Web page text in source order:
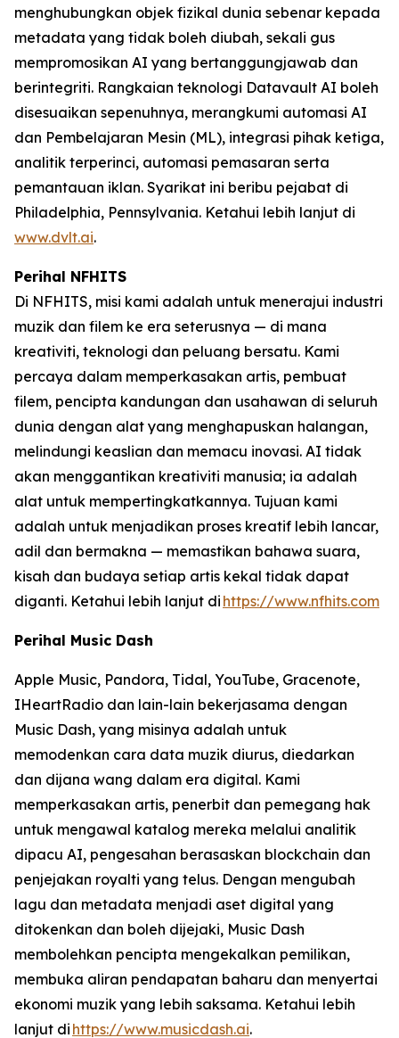
menghubungkan objek fizikal dunia sebenar kepada
metadata yang tidak boleh diubah, sekali gus
mempromosikan AI yang bertanggungjawab dan
berintegriti. Rangkaian teknologi Datavault AI boleh
disesuaikan sepenuhnya, merangkumi automasi AI
dan Pembelajaran Mesin (ML), integrasi pihak ketiga,
analitik terperinci, automasi pemasaran serta
pemantauan iklan. Syarikat ini beribu pejabat di
Philadelphia, Pennsylvania. Ketahui lebih lanjut di
www.dvlt.ai.
Perihal NFHITS
Di NFHITS, misi kami adalah untuk menerajui industri
muzik dan filem ke era seterusnya — di mana
kreativiti, teknologi dan peluang bersatu. Kami
percaya dalam memperkasakan artis, pembuat
filem, pencipta kandungan dan usahawan di seluruh
dunia dengan alat yang menghapuskan halangan,
melindungi keaslian dan memacu inovasi. AI tidak
akan menggantikan kreativiti manusia; ia adalah
alat untuk mempertingkatkannya. Tujuan kami
adalah untuk menjadikan proses kreatif lebih lancar,
adil dan bermakna — memastikan bahawa suara,
kisah dan budaya setiap artis kekal tidak dapat
diganti. Ketahui lebih lanjut di https://www.nfhits.com
Perihal Music Dash
Apple Music, Pandora, Tidal, YouTube, Gracenote,
IHeartRadio dan lain-lain bekerjasama dengan
Music Dash, yang misinya adalah untuk
memodenkan cara data muzik diurus, diedarkan
dan dijana wang dalam era digital. Kami
memperkasakan artis, penerbit dan pemegang hak
untuk mengawal katalog mereka melalui analitik
dipacu AI, pengesahan berasaskan blockchain dan
penjejakan royalti yang telus. Dengan mengubah
lagu dan metadata menjadi aset digital yang
ditokenkan dan boleh dijejaki, Music Dash
membolehkan pencipta mengekalkan pemilikan,
membuka aliran pendapatan baharu dan menyertai
ekonomi muzik yang lebih saksama. Ketahui lebih
lanjut di https://www.musicdash.ai.